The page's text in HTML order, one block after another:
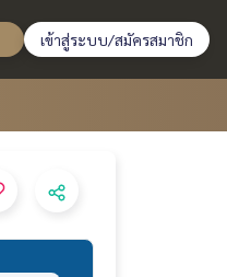
เข้าสู่ระบบ/สมัครสมาชิก